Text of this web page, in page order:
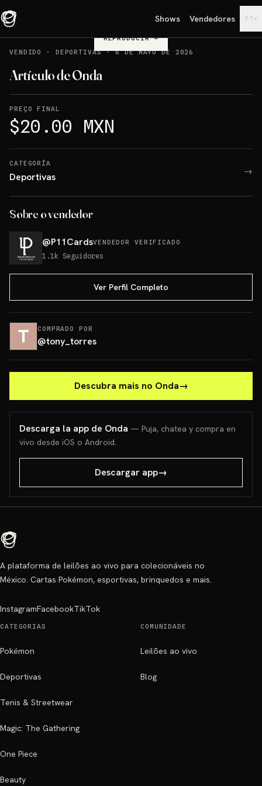
Shows Vendedores PT▾
REPRODUCIR→
VENDIDO
· DEPORTIVAS·6 DE MAYO DE 2026
Artículo de Onda
PREÇO FINAL
$20.00 MXN
CATEGORÍA
Deportivas →
Sobre o vendedor
@P11CardsVENDEDOR VERIFICADO
1.1k Seguidores
Ver Perfil Completo
COMPRADO POR
@tony_torres
Descubra mais no Onda→
Descarga la app de Onda — Puja, chatea y compra en
vivo desde iOS o Android.
Descargar app→
A plataforma de leilões ao vivo para colecionáveis no
México. Cartas Pokémon, esportivas, brinquedos e mais.
InstagramFacebookTikTok
CATEGORIAS
Pokémon
Deportivas
Tenis & Streetwear
Magic: The Gathering
One Piece
Beauty
COMUNIDADE
Leilões ao vivo
Blog